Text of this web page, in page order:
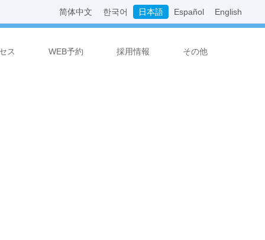
简体中文 한국어 日本語 Español English
ス WEB予約 採用情報 その他